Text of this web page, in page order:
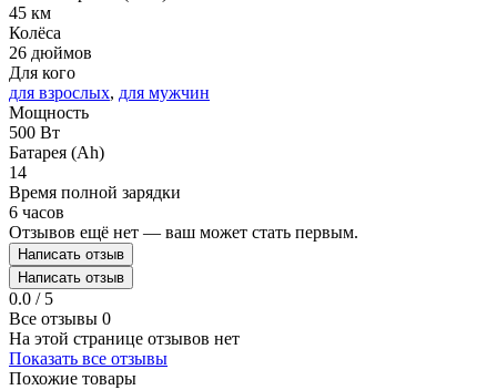
45 км
Колёса
26 дюймов
Для кого
для взрослых, для мужчин
Мощность
500 Вт
Батарея (Ah)
14
Время полной зарядки
6 часов
Отзывов ещё нет — ваш может стать первым.
Написать отзыв
Написать отзыв
0.0 / 5
Все отзывы 0
На этой странице отзывов нет
Показать все отзывы
Похожие товары